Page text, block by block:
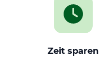
Zeit sparen